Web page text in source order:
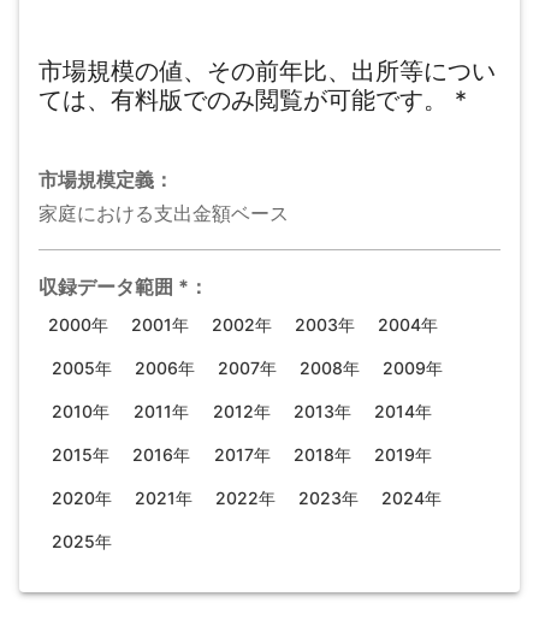
市場規模の値、その前年比、出所等につい
ては、有料版でのみ閲覧が可能です。
*
市場規模定義：
家庭における支出金額ベース
収録データ範囲 * ：
2000年 2001年 2002年 2003年 2004年
2005年 2006年 2007年 2008年 2009年
2010年 2011年 2012年 2013年 2014年
2015年 2016年 2017年 2018年 2019年
2020年 2021年 2022年 2023年 2024年
2025年